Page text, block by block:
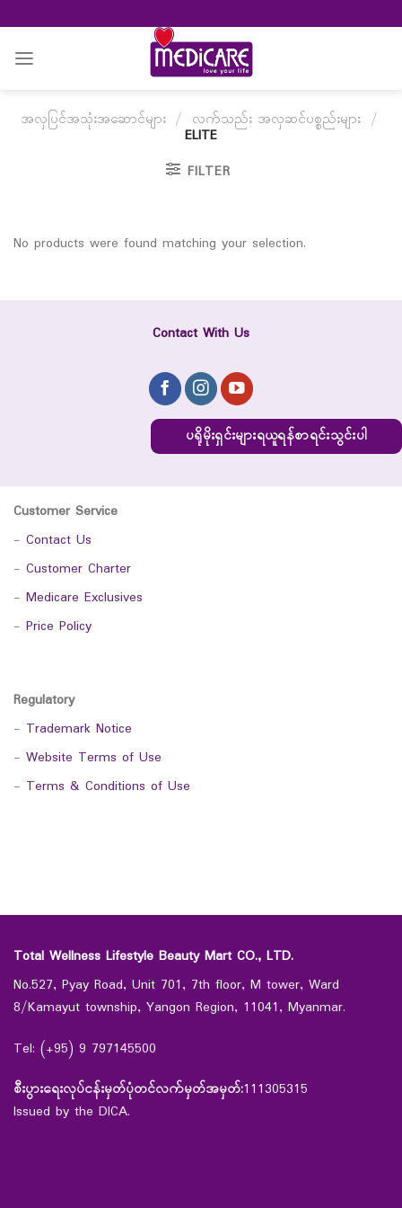
to
content
အလှပြင်အသုံးအဆောင်များ / လက်သည်း အလှဆင်ပစ္စည်းများ /
ELITE
FILTER
No products were found matching your selection.
Contact With Us
ပရိုမိုးရှင်းများရယူရန်စာရင်းသွင်းပါ
Customer Service
- Contact Us
- Customer Charter
- Medicare Exclusives
- Price Policy
Regulatory
- Trademark Notice
- Website Terms of Use
- Terms & Conditions of Use
Total Wellness Lifestyle Beauty Mart CO., LTD.
No.527, Pyay Road, Unit 701, 7th floor, M tower, Ward
8/Kamayut township, Yangon Region, 11041, Myanmar.
Tel: (+95) 9 797145500
စီးပွားရေးလုပ်ငန်းမှတ်ပုံတင်လက်မှတ်အမှတ်:111305315
Issued by the DICA.